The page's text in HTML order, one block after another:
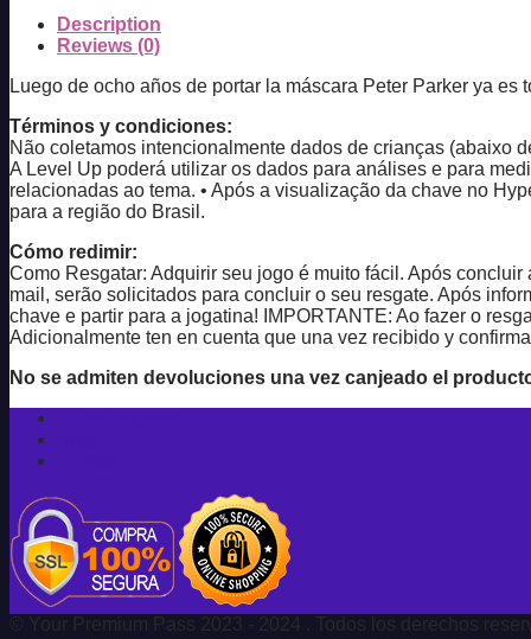
Latam
quantity
Description
Reviews (0)
Luego de ocho años de portar la máscara Peter Parker ya es
Términos y condiciones:
Não coletamos intencionalmente dados de crianças (abaixo
A Level Up poderá utilizar os dados para análises e para
relacionadas ao tema. • Após a visualização da chave no
para a região do Brasil.
Cómo redimir:
Como Resgatar: Adquirir seu jogo é muito fácil. Após
mail, serão solicitados para concluir o seu resgate. Após
chave e partir para a jogatina! IMPORTANTE: Ao fazer o
Adicionalmente ten en cuenta que una vez recibido y
No se admiten devoluciones una vez canjeado el